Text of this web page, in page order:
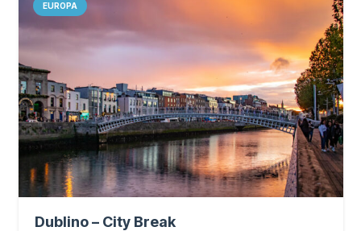
EUROPA
Dublino – City Break